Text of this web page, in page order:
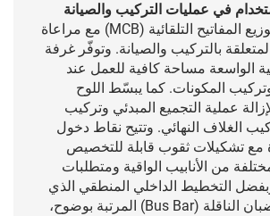
في عمليات التركيب والصيانة
تم تصميم لوحة توزيع المفاتيح التلقائية (MCB) مع مراعاة
بالتركيب والصيانة. وتوفّر غرفة
الواسعة مساحة كافية للعمل عند
المكونات. كما يبسّط اللوح
عملية التجميع المبدئي وتركيب
الغلاف النهائي. وتتيح نقاط دخول
مع تشكيلات ثقوب قابلة للتخصيص
من الأنابيب الواقية ومتطلبات
التخطيط الداخلي المنطقي الذي
يضم وصلات القضبان الناقلة (Bus Bar) المرتبة بوضوح،